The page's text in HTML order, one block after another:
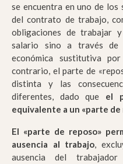
se encuentra en uno de los
del contrato de trabajo,
obligaciones de trabajar
salario sino a través de
económica sustitutiva
contrario, el parte de
distinta y las
diferentes, dado que el
equivalente a un «parte de
El «parte de reposo»
ausencia al trabajo,
ausencia del